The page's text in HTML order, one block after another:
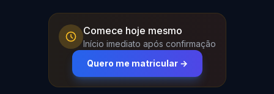
Comece hoje mesmo
Início imediato após confirmação
Quero me matricular →